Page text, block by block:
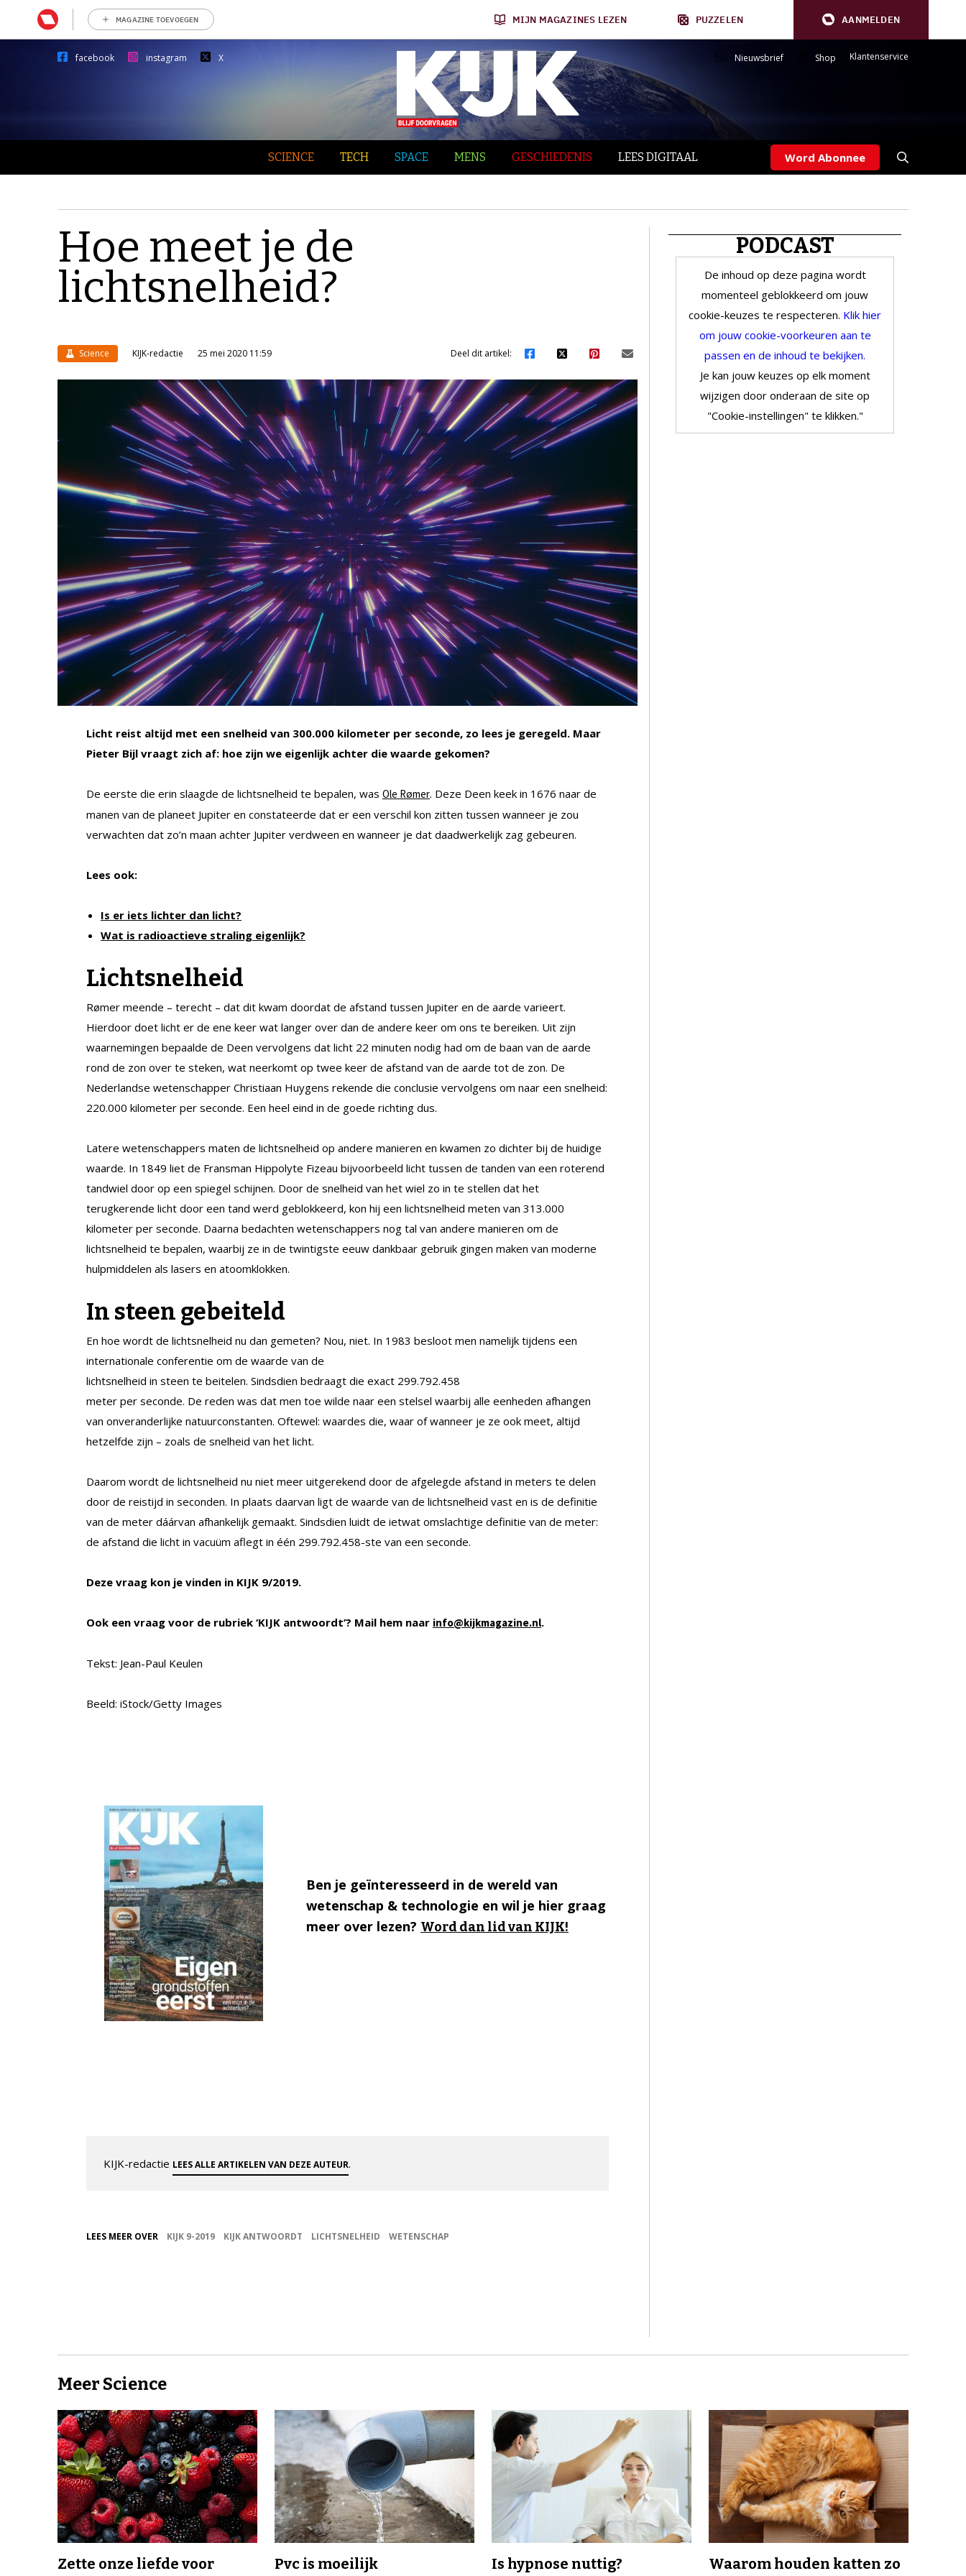
MAGAZINE TOEVOEGEN MIJN MAGAZINES LEZEN PUZZELEN AANMELDEN
facebook instagram X Nieuwsbrief Shop Klantenservice
SCIENCE TECH SPACE MENS GESCHIEDENIS LEES DIGITAAL Word Abonnee
Hoe meet je de
lichtsnelheid?
Science KIJK-redactie 25 mei 2020 11:59 Deel dit artikel:
Licht reist altijd met een snelheid van 300.000 kilometer per seconde, zo lees je geregeld. Maar
Pieter Bijl vraagt zich af: hoe zijn we eigenlijk achter die waarde gekomen?
De eerste die erin slaagde de lichtsnelheid te bepalen, was Ole Rømer. Deze Deen keek in 1676 naar de
manen van de planeet Jupiter en constateerde dat er een verschil kon zitten tussen wanneer je zou
verwachten dat zo’n maan achter Jupiter verdween en wanneer je dat daadwerkelijk zag gebeuren.
Lees ook:
Is er iets lichter dan licht?
Wat is radioactieve straling eigenlijk?
Lichtsnelheid
Rømer meende – terecht – dat dit kwam doordat de afstand tussen Jupiter en de aarde varieert.
Hierdoor doet licht er de ene keer wat langer over dan de andere keer om ons te bereiken. Uit zijn
waarnemingen bepaalde de Deen vervolgens dat licht 22 minuten nodig had om de baan van de aarde
rond de zon over te steken, wat neerkomt op twee keer de afstand van de aarde tot de zon. De
Nederlandse wetenschapper Christiaan Huygens rekende die conclusie vervolgens om naar een snelheid:
220.000 kilometer per seconde. Een heel eind in de goede richting dus.
Latere wetenschappers maten de lichtsnelheid op andere manieren en kwamen zo dichter bij de huidige
waarde. In 1849 liet de Fransman Hippolyte Fizeau bijvoorbeeld licht tussen de tanden van een roterend
tandwiel door op een spiegel schijnen. Door de snelheid van het wiel zo in te stellen dat het
terugkerende licht door een tand werd geblokkeerd, kon hij een lichtsnelheid meten van 313.000
kilometer per seconde. Daarna bedachten wetenschappers nog tal van andere manieren om de
lichtsnelheid te bepalen, waarbij ze in de twintigste eeuw dankbaar gebruik gingen maken van moderne
hulpmiddelen als lasers en atoomklokken.
In steen gebeiteld
En hoe wordt de lichtsnelheid nu dan gemeten? Nou, niet. In 1983 besloot men namelijk tijdens een
internationale conferentie om de waarde van de
lichtsnelheid in steen te beitelen. Sindsdien bedraagt die exact 299.792.458
meter per seconde. De reden was dat men toe wilde naar een stelsel waarbij alle eenheden afhangen
van onveranderlijke natuurconstanten. Oftewel: waardes die, waar of wanneer je ze ook meet, altijd
hetzelfde zijn – zoals de snelheid van het licht.
Daarom wordt de lichtsnelheid nu niet meer uitgerekend door de afgelegde afstand in meters te delen
door de reistijd in seconden. In plaats daarvan ligt de waarde van de lichtsnelheid vast en is de definitie
van de meter dáárvan afhankelijk gemaakt. Sindsdien luidt de ietwat omslachtige definitie van de meter:
de afstand die licht in vacuüm aflegt in één 299.792.458-ste van een seconde.
Deze vraag kon je vinden in KIJK 9/2019.
Ook een vraag voor de rubriek ‘KIJK antwoordt’? Mail hem naar info@kijkmagazine.nl.
Tekst: Jean-Paul Keulen
Beeld: iStock/Getty Images
Ben je geïnteresseerd in de wereld van
wetenschap & technologie en wil je hier graag
meer over lezen? Word dan lid van KIJK!
KIJK-redactie LEES ALLE ARTIKELEN VAN DEZE AUTEUR.
LEES MEER OVER KIJK 9-2019 KIJK ANTWOORDT LICHTSNELHEID WETENSCHAP
PODCAST
De inhoud op deze pagina wordt
momenteel geblokkeerd om jouw
cookie-keuzes te respecteren. Klik hier
om jouw cookie-voorkeuren aan te
passen en de inhoud te bekijken.
Je kan jouw keuzes op elk moment
wijzigen door onderaan de site op
"Cookie-instellingen" te klikken."
Meer Science
Zette onze liefde voor
Pvc is moeilijk
Is hypnose nuttig?
Waarom houden katten zo